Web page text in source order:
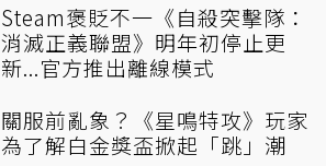
Steam褒貶不一《自殺突擊隊：
消滅正義聯盟》明年初停止更
新...官方推出離線模式
關服前亂象？《星鳴特攻》玩家
為了解白金獎盃掀起「跳」潮